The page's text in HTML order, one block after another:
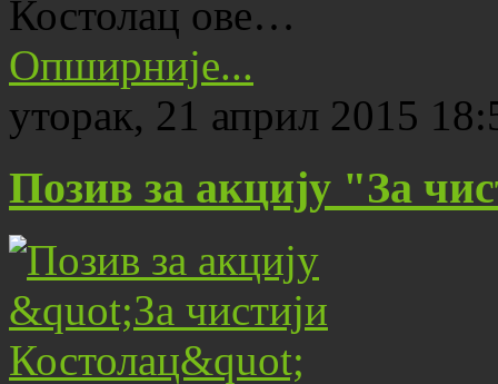
Костолац ове…
Опширније...
уторак, 21 април 2015
Позив за акцију "За